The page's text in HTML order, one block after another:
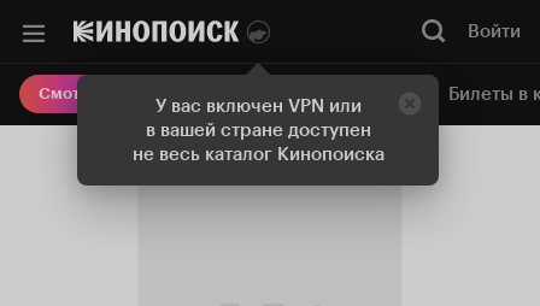
У вас включен VPN или
в вашей стране доступен
не весь каталог Кинопоиска
Войти
Смотреть кино Онлайн-кинотеатр Билеты в